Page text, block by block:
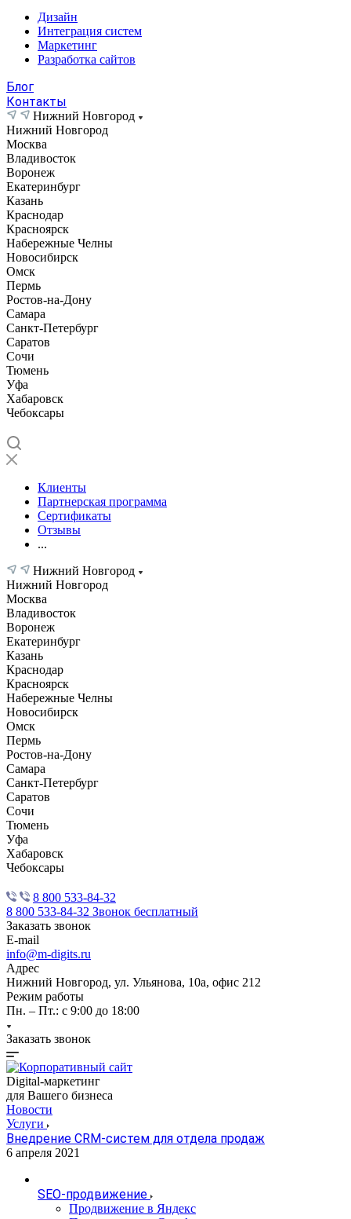
Дизайн
Интеграция систем
Маркетинг
Разработка сайтов
Блог
Контакты
Нижний Новгород
Нижний Новгород
Москва
Владивосток
Воронеж
Екатеринбург
Казань
Краснодар
Красноярск
Набережные Челны
Новосибирск
Омск
Пермь
Ростов-на-Дону
Самара
Санкт-Петербург
Саратов
Сочи
Тюмень
Уфа
Хабаровск
Чебоксары
Клиенты
Партнерская программа
Сертификаты
Отзывы
...
Нижний Новгород
Нижний Новгород
Москва
Владивосток
Воронеж
Екатеринбург
Казань
Краснодар
Красноярск
Набережные Челны
Новосибирск
Омск
Пермь
Ростов-на-Дону
Самара
Санкт-Петербург
Саратов
Сочи
Тюмень
Уфа
Хабаровск
Чебоксары
8 800 533-84-32
8 800 533-84-32 Звонок бесплатный
Заказать звонок
E-mail
info@m-digits.ru
Адрес
Нижний Новгород, ул. Ульянова, 10а, офис 212
Режим работы
Пн. – Пт.: с 9:00 до 18:00
Заказать звонок
Digital-маркетинг
для Вашего бизнеса
Новости
Услуги
Внедрение CRM-систем для отдела продаж
6 апреля 2021
SEO-продвижение
Продвижение в Яндекс